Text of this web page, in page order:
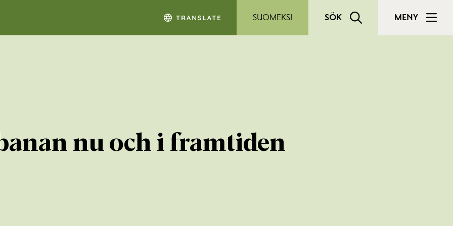
SUOMEKSI SÖK MENY
nu och i framtiden